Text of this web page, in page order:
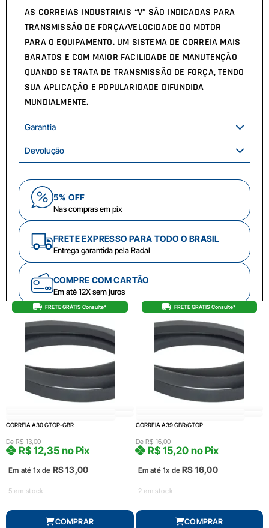
AS CORREIAS INDUSTRIAIS “V” SÃO INDICADAS PARA
TRANSMISSÃO DE FORÇA/VELOCIDADE DO MOTOR
PARA O EQUIPAMENTO. UM SISTEMA DE CORREIA MAIS
BARATOS E COM MAIOR FACILIDADE DE MANUTENÇÃO
QUANDO SE TRATA DE TRANSMISSÃO DE FORÇA, TENDO
SUA APLICAÇÃO E POPULARIDADE DIFUNDIDA
MUNDIALMENTE.
Garantia
Devolução
5% OFF
Nas compras em pix
FRETE EXPRESSO PARA TODO O BRASIL
Entrega garantida pela Radal
COMPRE COM CARTÃO
Em até 12X sem juros
FRETE GRÁTIS Consulte*
CORREIA A30 GTOP-GBR
DeR$13,00
Em até 1x de R$13,00
R$12,35 no Pix
5 em stock
COMPRAR
FRETE GRÁTIS Consulte*
CORREIA A39 GBR/GTOP
DeR$16,00
Em até 1x deR$ 16,00
R$15,20 no Pix
2 em stock
COMPRAR